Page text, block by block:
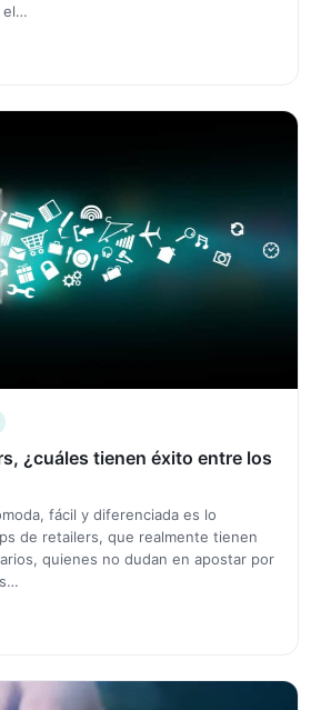
el…
¿cuáles tienen éxito entre los
fácil y diferenciada es lo
de retailers, que realmente tienen
quienes no dudan en apostar por